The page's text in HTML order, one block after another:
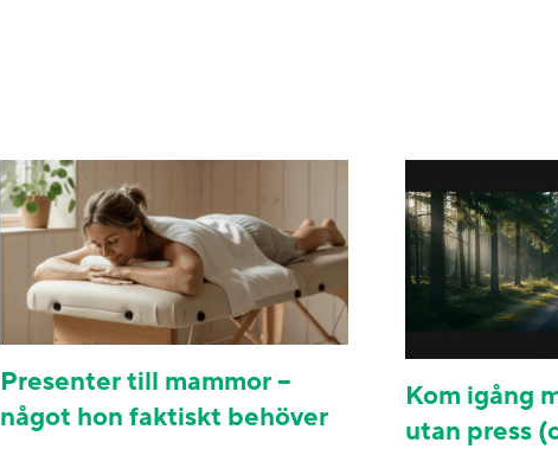
Presenter till mammor –
något hon faktiskt behöver
Kom igång
utan press